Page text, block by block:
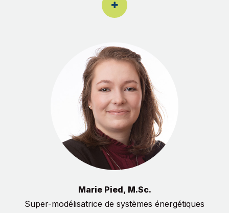
Marie Pied, M.Sc.
Super-modélisatrice de systèmes énergétiques